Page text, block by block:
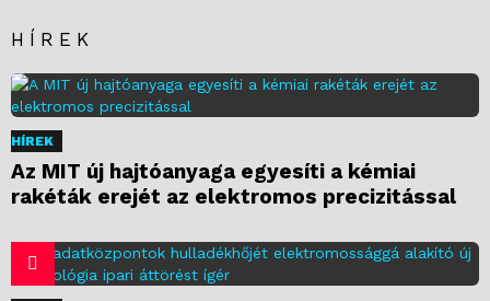
HÍREK
HÍREK
Az MIT új hajtóanyaga egyesíti a kémiai
rakéták erejét az elektromos precizitással